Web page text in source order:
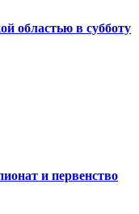
областью в субботу
и первенство